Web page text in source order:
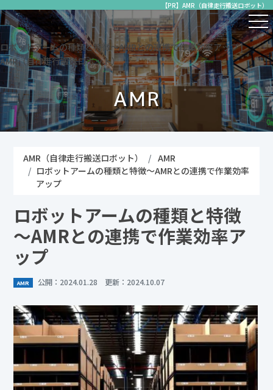
【PR】AMR（自律走行搬送ロボット）
ロボットアームの種類と特徴～AMRとの連携で作業効率アップ |
AMR（自律走行搬送ロボット）
AMR
AMR（自律走行搬送ロボット）
AMR
ロボットアームの種類と特徴～AMRとの連携で作業効率
アップ
ロボットアームの種類と特徴
～AMRとの連携で作業効率ア
ップ
AMR 公開：2024.01.28 更新：2024.10.07